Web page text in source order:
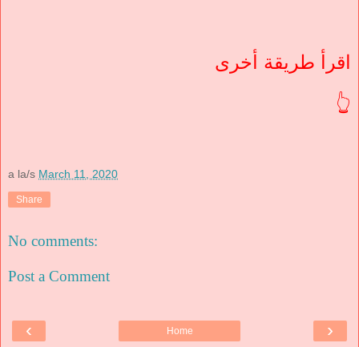
اقرأ طريقة أخرى
👆
a la/s March 11, 2020
Share
No comments:
Post a Comment
‹ ›
Home